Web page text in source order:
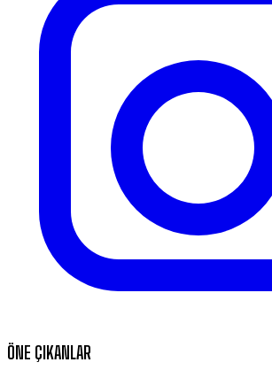
ÖNE ÇIKANLAR